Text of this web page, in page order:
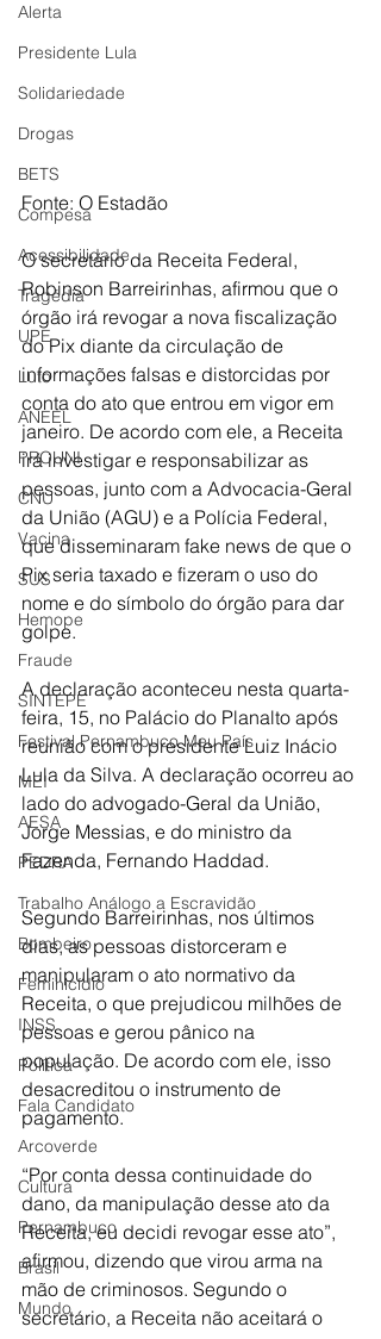
Alerta
Presidente Lula
Solidariedade
Drogas
BETS
Compesa
Acessibilidade
Tragédia
UPE
Luto
ANEEL
PROUNI
CNU
Vacina
SUS
Hemope
Fraude
SINTEPE
Festival Pernambuco Meu País
MEI
AESA
PEDRA
Trabalho Análogo a Escravidão
Bombeiro
Feminicídio
INSS
Política
Fala Candidato
Arcoverde
Cultura
Pernambuco
Brasil
Mundo
Fonte: O Estadão
O secretário da Receita Federal,
Robinson Barreirinhas, afirmou que o
órgão irá revogar a nova fiscalização
do Pix diante da circulação de
informações falsas e distorcidas por
conta do ato que entrou em vigor em
janeiro. De acordo com ele, a Receita
irá investigar e responsabilizar as
pessoas, junto com a Advocacia-Geral
da União (AGU) e a Polícia Federal,
que disseminaram fake news de que o
Pix seria taxado e fizeram o uso do
nome e do símbolo do órgão para dar
golpe.
A declaração aconteceu nesta quarta-
feira, 15, no Palácio do Planalto após
reunião com o presidente Luiz Inácio
Lula da Silva. A declaração ocorreu ao
lado do advogado-Geral da União,
Jorge Messias, e do ministro da
Fazenda, Fernando Haddad.
Segundo Barreirinhas, nos últimos
dias, as pessoas distorceram e
manipularam o ato normativo da
Receita, o que prejudicou milhões de
pessoas e gerou pânico na
população. De acordo com ele, isso
desacreditou o instrumento de
pagamento.
“Por conta dessa continuidade do
dano, da manipulação desse ato da
Receita, eu decidi revogar esse ato”,
afirmou, dizendo que virou arma na
mão de criminosos. Segundo o
secretário, a Receita não aceitará o